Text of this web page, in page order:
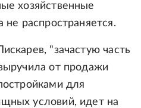
хозяйственные
не распространяется.
"зачастую часть
от продажи
для
условий, идет на